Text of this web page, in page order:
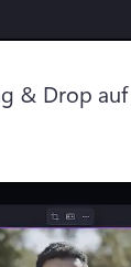
& Drop